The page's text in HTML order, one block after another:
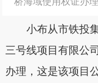
小布从市铁投
三号线项目有限公
办理，这是该项目